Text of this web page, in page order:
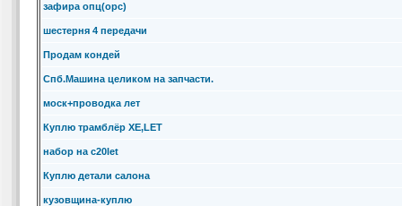
зафира опц(opc)
шестерня 4 передачи
Продам кондей
Спб.Машина целиком на запчасти.
моск+проводка лет
Куплю трамблёр XE,LET
набор на c20let
Куплю детали салона
кузовщина-куплю